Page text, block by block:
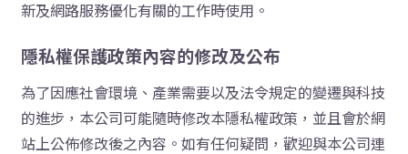
新及網路服務優化有關的工作時使用。
隱私權保護政策內容的修改及公布
為了因應社會環境、產業需要以及法令規定的變遷與科技
的進步，本公司可能隨時修改本隱私權政策，並且會於網
站上公佈修改後之內容。如有任何疑問，歡迎與本公司連